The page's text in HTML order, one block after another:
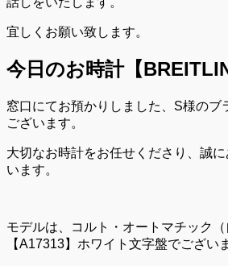
宜しくお願い致します。
今日のお時計【
窓口にてお預かりしました、S様のブ
ございます。
大切なお時計をお任せくださり、誠
います。
モデルは、コルト・オートマチック（
【A17313】ホワイト文字盤でござい